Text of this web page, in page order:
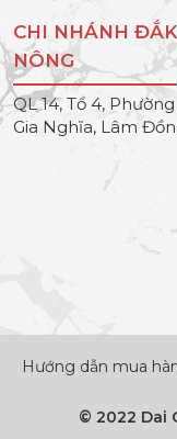
CHI NHÁNH ĐẮK
NÔNG
QL 14, Tổ 4,
Gia Nghĩa, Lâm
Hướng dẫn mua
© 2022 Dai